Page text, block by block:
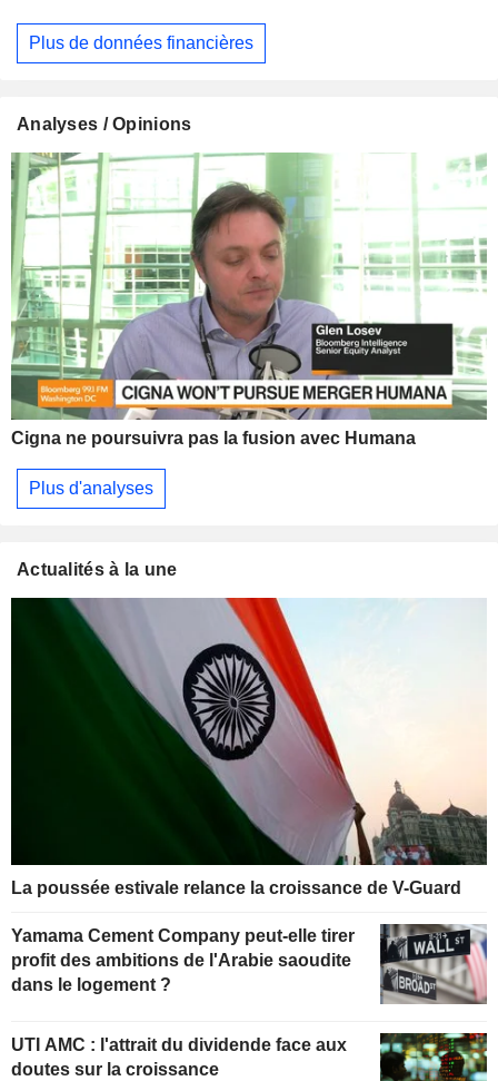
Plus de données financières
Analyses / Opinions
Cigna ne poursuivra pas la fusion avec Humana
Plus d'analyses
Actualités à la une
La poussée estivale relance la croissance de V-Guard
Yamama Cement Company peut-elle tirer
profit des ambitions de l'Arabie saoudite
dans le logement ?
UTI AMC : l'attrait du dividende face aux
doutes sur la croissance